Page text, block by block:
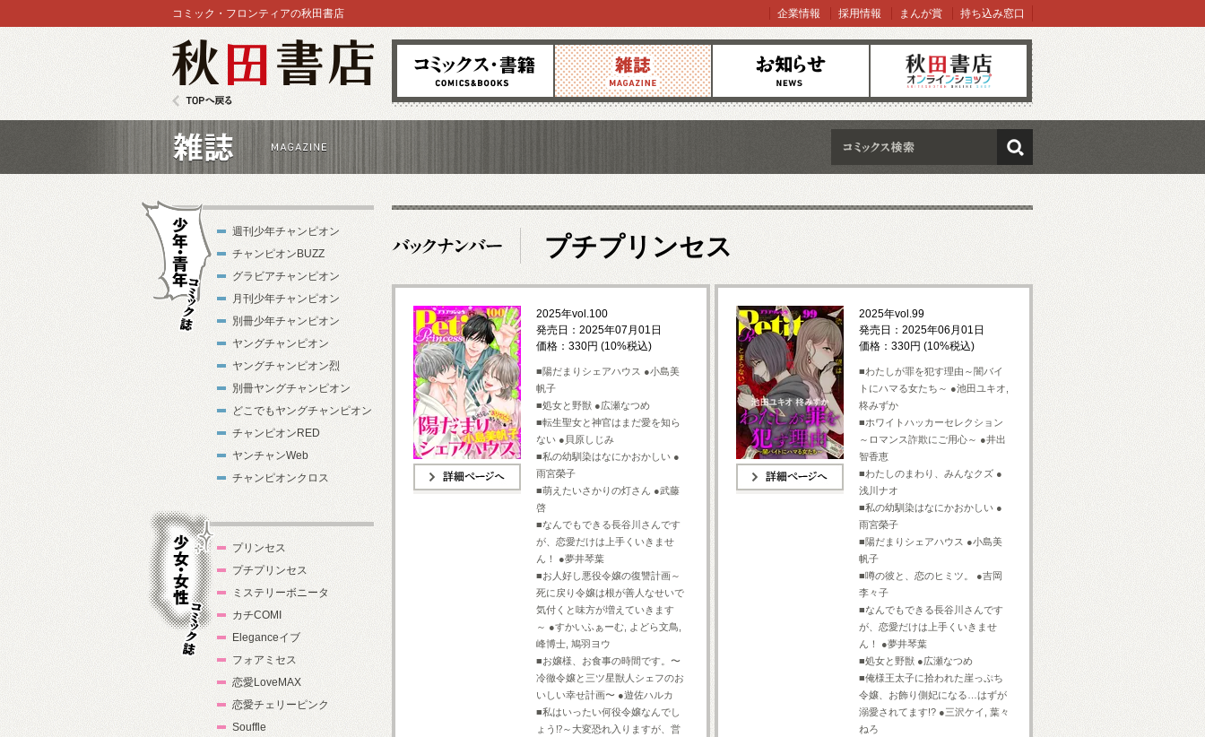
コミックス 雑誌 お知らせ オンラインショップ
コミック・フロンティアの秋田書店 企業情報 採用情報 まんが賞 持ち込み窓口
検索
プチプリンセス
2025年vol.100
発売日：2025年07月01日
価格：330円 (10%税込)
■陽だまりシェアハウス ●小島美
帆子
■処女と野獣 ●広瀬なつめ
■転生聖女と神官はまだ愛を知ら
ない ●貝原しじみ
■私の幼馴染はなにかおかしい ●
雨宮榮子
■萌えたいさかりの灯さん ●武藤
啓
■なんでもできる長谷川さんです
が、恋愛だけは上手くいきませ
ん！ ●夢井琴葉
■お人好し悪役令嬢の復讐計画～
死に戻り令嬢は根が善人なせいで
気付くと味方が増えていきます
～ ●すかいふぁーむ, よどら文鳥,
峰博士, 鳩羽ヨウ
■お嬢様、お食事の時間です。〜
冷徹令嬢と三ツ星獣人シェフのお
いしい幸せ計画〜 ●遊佐ハルカ
■私はいったい何役令嬢なんでし
ょう⁉～大変恐れ入りますが、営
2025年vol.99
発売日：2025年06月01日
価格：330円 (10%税込)
■わたしが罪を犯す理由～闇バイ
トにハマる女たち～ ●池田ユキオ,
柊みずか
■ホワイトハッカーセレクション
～ロマンス詐欺にご用心～ ●井出
智香恵
■わたしのまわり、みんなクズ ●
浅川ナオ
■私の幼馴染はなにかおかしい ●
雨宮榮子
■陽だまりシェアハウス ●小島美
帆子
■噂の彼と、恋のヒミツ。 ●吉岡
李々子
■なんでもできる長谷川さんです
が、恋愛だけは上手くいきませ
ん！ ●夢井琴葉
■処女と野獣 ●広瀬なつめ
■俺様王太子に拾われた崖っぷち
令嬢、お飾り側妃になる…はずが
溺愛されてます!? ●三沢ケイ, 葉々
ねろ
週刊少年チャンピオン
チャンピオンBUZZ
グラビアチャンピオン
月刊少年チャンピオン
別冊少年チャンピオン
ヤングチャンピオン
ヤングチャンピオン烈
別冊ヤングチャンピオン
どこでもヤングチャンピオン
チャンピオンRED
ヤンチャンWeb
チャンピオンクロス
プリンセス
プチプリンセス
ミステリーボニータ
カチCOMI
Eleganceイブ
フォアミセス
恋愛LoveMAX
恋愛チェリーピンク
Souffle